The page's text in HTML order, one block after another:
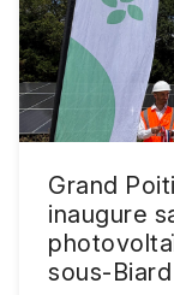
Grand
inaugure
sous-